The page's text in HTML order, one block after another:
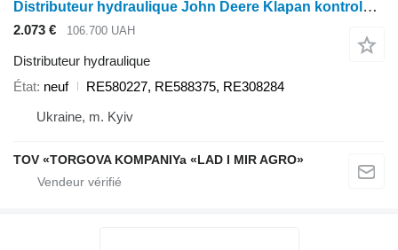
Distributeur hydraulique John Deere Klapan kontrolnyi zadnoi navisamy RE580227 pour tracteur à roues John Deere
2.073 € 106.700 UAH
Distributeur hydraulique
État neuf
RE580227, RE588375, RE308284
Ukraine, m. Kyiv
TOV «TORGOVA KOMPANIYa «LAD I MIR AGRO»